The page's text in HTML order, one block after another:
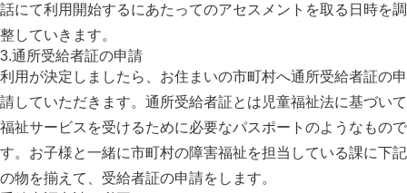
話にて利用開始するにあたってのアセスメントを取る日時を調
整していきます。
3.通所受給者証の申請
利用が決定しましたら、お住まいの市町村へ通所受給者証の申
請していただきます。通所受給者証とは児童福祉法に基づいて
福祉サービスを受けるために必要なパスポートのようなもので
す。お子様と一緒に市町村の障害福祉を担当している課に下記
の物を揃えて、受給者証の申請をします。